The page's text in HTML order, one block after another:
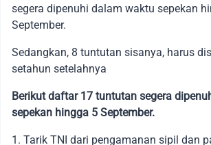
segera dipenuhi dalam waktu sepekan
September.
Sedangkan, 8 tuntutan sisanya, harus
setahun setelahnya
Berikut daftar 17 tuntutan segera
sepekan hingga 5 September.
1. Tarik TNI dari pengamanan sipil dan